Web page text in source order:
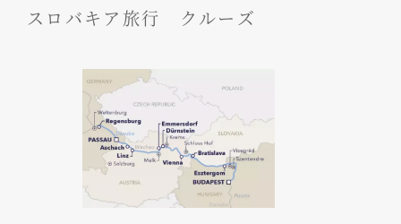
スロバキア旅行 クルーズ